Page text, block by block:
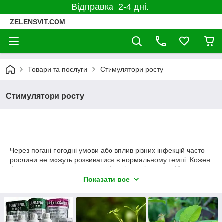
Відправка 2-4 дні.
ZELENSVIT.COM
Товари та послуги Стимулятори росту
Стимулятори росту
Через погані погодні умови або вплив різних інфекцій часто
рослини не можуть розвиватися в нормальному темпі. Кожен
фермер знає, що у такому разі своїм посівам потрібно трохи
допомогти, обробивши їх якісними стимуляторами зростання
отримати бажаний результат у стислий термін, а культура
стане набагато сильнішою, здоровішою та витривалішою.
Також у цьому розділі представлені й укоренювачі, які
Показати все